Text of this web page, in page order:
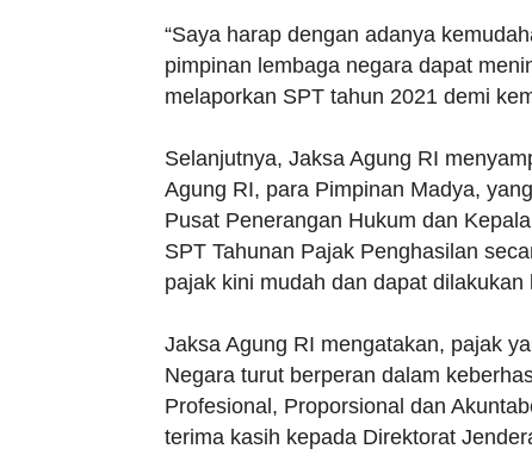
“Saya harap dengan adanya
pimpinan lembaga negara dapat
melaporkan SPT tahun 2021 demi
Selanjutnya, Jaksa Agung RI
Agung RI, para Pimpinan Madya,
Pusat Penerangan Hukum dan
SPT Tahunan Pajak Penghasilan
pajak kini mudah dan dapat
Jaksa Agung RI mengatakan, pajak
Negara turut berperan dalam
Profesional, Proporsional dan
terima kasih kepada Direktorat